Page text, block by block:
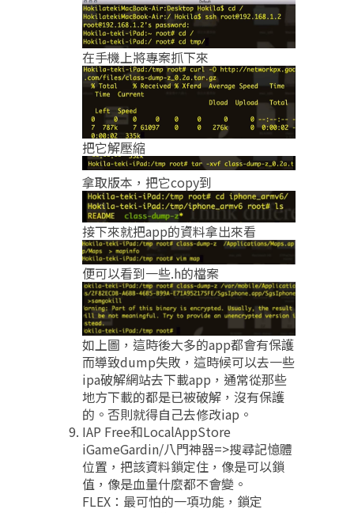
在手機上將專案抓下來
把它解壓縮
拿取版本，把它copy到
接下來就把app的資料拿出來看
便可以看到一些.h的檔案
如上圖，這時後大多的app都會有保護
而導致dump失敗，這時候可以去一些
ipa破解網站去下載app，通常從那些
地方下載的都是已被破解，沒有保護
的。否則就得自己去修改iap。
IAP Free和LocalAppStore
iGameGardin/八門神器=>搜尋記憶體
位置，把該資料鎖定住，像是可以鎖
值，像是血量什麼都不會變。
FLEX：最可怕的一項功能，鎖定